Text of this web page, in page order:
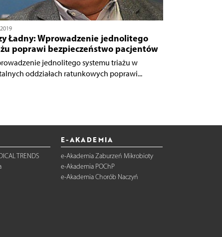
Ładny: Wprowadzenie jednolitego
poprawi bezpieczeństwo pacjentów
jednolitego systemu triażu w
oddziałach ratunkowych poprawi...
TRENDS
E-AKADEMIA
e-Akademia Zaburzeń Mikrobioty
e-Akademia POChP
e-Akademia Chorób Naczyń